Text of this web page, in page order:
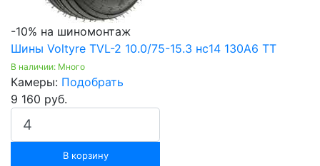
-10% на шиномонтаж
Шины Voltyre TVL-2 10.0/75-15.3 нс14 130A6 TT
В наличии: Много
Камеры: Подобрать
9 160 руб.
В корзину